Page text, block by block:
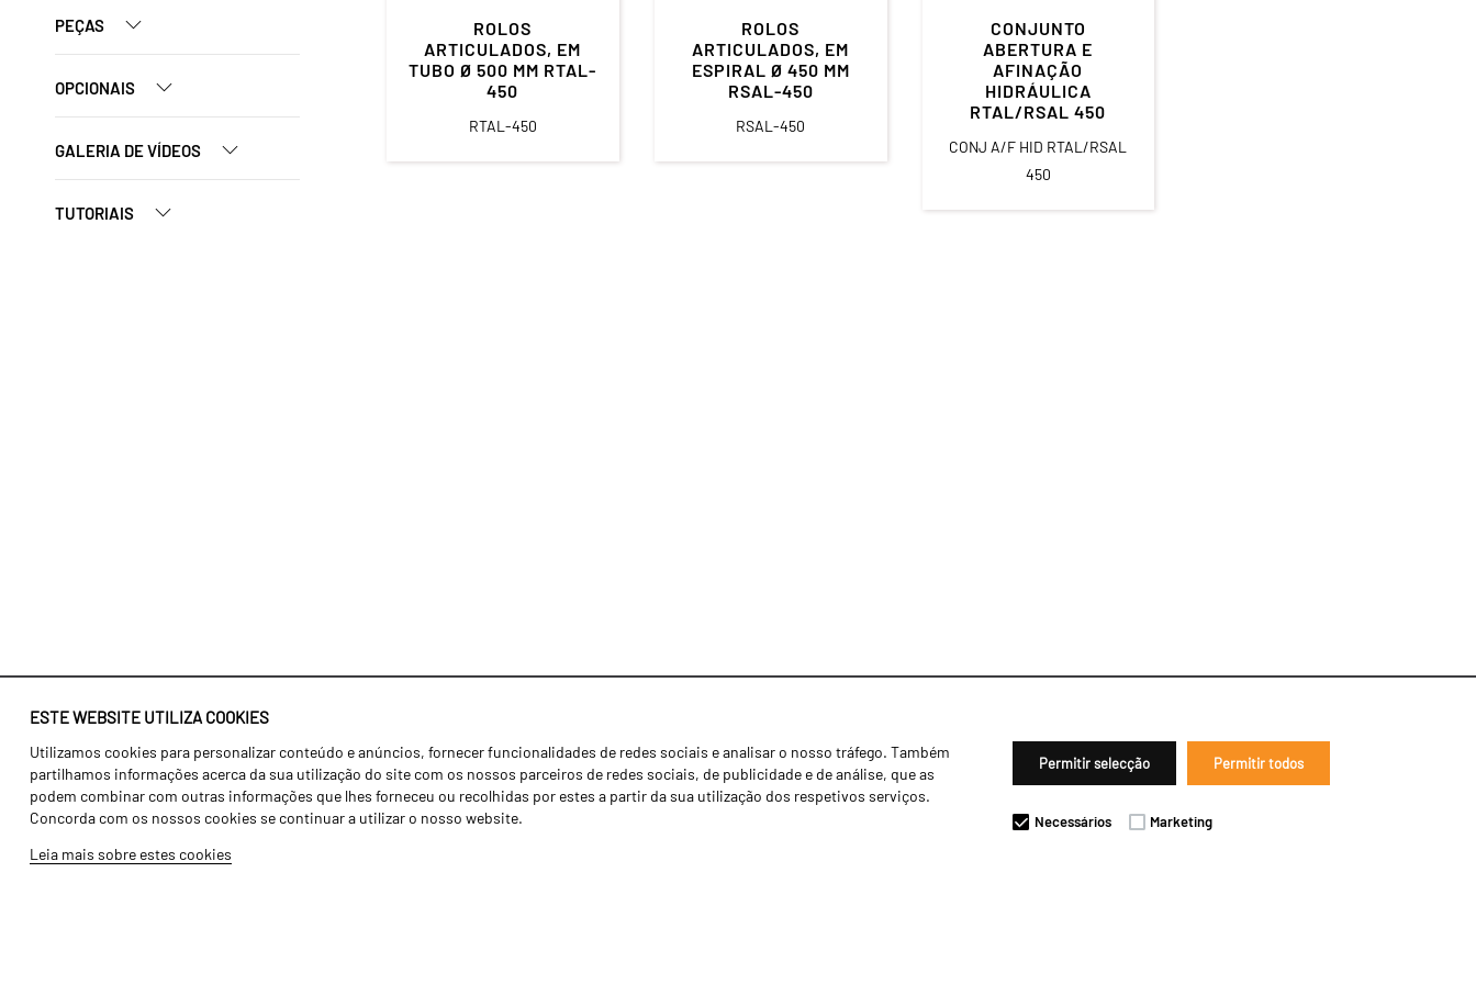
ESTE WEBSITE UTILIZA COOKIES
Utilizamos cookies para personalizar conteúdo e anúncios, fornecer funcionalidades de redes sociais e analisar o nosso tráfego. Também
partilhamos informações acerca da sua utilização do site com os nossos parceiros de redes sociais, de publicidade e de análise, que as
podem combinar com outras informações que lhes forneceu ou recolhidas por estes a partir da sua utilização dos respetivos serviços.
Concorda com os nossos cookies se continuar a utilizar o nosso website.
Leia mais sobre estes cookies
Permitir selecção Permitir todos
Necessários Marketing
PEÇAS
OPCIONAIS
GALERIA DE VÍDEOS
TUTORIAIS
ROLOS
ARTICULADOS, EM
TUBO Ø 500 MM RTAL-
450
RTAL-450
ROLOS
ARTICULADOS, EM
ESPIRAL Ø 450 MM
RSAL-450
RSAL-450
CONJUNTO
ABERTURA E
AFINAÇÃO
HIDRÁULICA
RTAL/RSAL 450
CONJ A/F HID RTAL/RSAL
450
Identidade
História
Fábrica / Produção
Recursos Humanos
Agricultura
Transportes
Gama Floresta
Notícias
Concessionários